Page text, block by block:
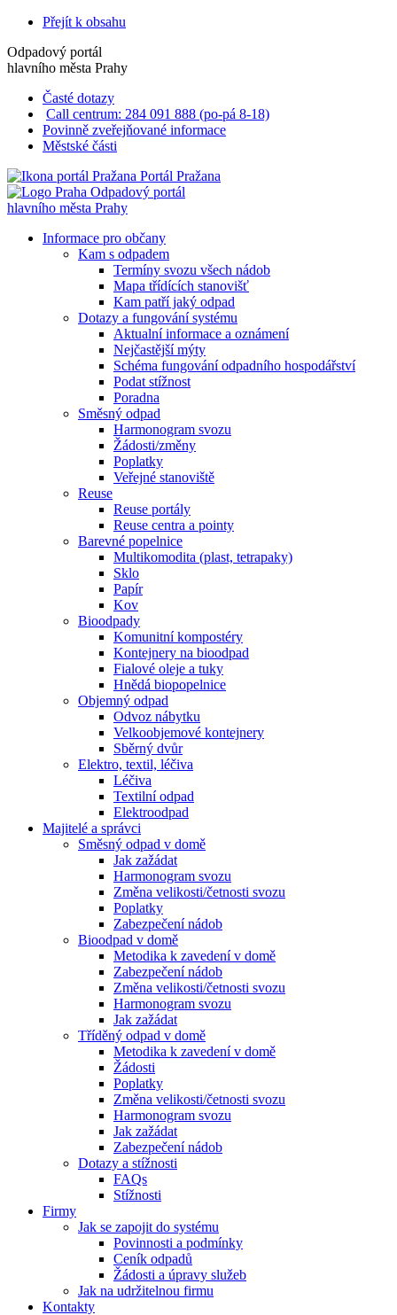
Přejít k obsahu
Odpadový portál
hlavního města Prahy
Časté dotazy
Call centrum: 284 091 888 (po-pá 8-18)
Povinně zveřejňované informace
Městské části
Portál Pražana
Odpadový portál
hlavního města Prahy
Informace pro občany
Kam s odpadem
Termíny svozu všech nádob
Mapa třídících stanovišť
Kam patří jaký odpad
Dotazy a fungování systému
Aktualní informace a oznámení
Nejčastější mýty
Schéma fungování odpadního hospodářství
Podat stížnost
Poradna
Směsný odpad
Harmonogram svozu
Žádosti/změny
Poplatky
Veřejné stanoviště
Reuse
Reuse portály
Reuse centra a pointy
Barevné popelnice
Multikomodita (plast, tetrapaky)
Sklo
Papír
Kov
Bioodpady
Komunitní kompostéry
Kontejnery na bioodpad
Fialové oleje a tuky
Hnědá biopopelnice
Objemný odpad
Odvoz nábytku
Velkoobjemové kontejnery
Sběrný dvůr
Elektro, textil, léčiva
Léčiva
Textilní odpad
Elektroodpad
Majitelé a správci
Směsný odpad v domě
Jak zažádat
Harmonogram svozu
Změna velikosti/četnosti svozu
Poplatky
Zabezpečení nádob
Bioodpad v domě
Metodika k zavedení v domě
Zabezpečení nádob
Změna velikosti/četnosti svozu
Harmonogram svozu
Jak zažádat
Tříděný odpad v domě
Metodika k zavedení v domě
Žádosti
Poplatky
Změna velikosti/četnosti svozu
Harmonogram svozu
Jak zažádat
Zabezpečení nádob
Dotazy a stížnosti
FAQs
Stížnosti
Firmy
Jak se zapojit do systému
Povinnosti a podmínky
Ceník odpadů
Žádosti a úpravy služeb
Jak na udržitelnou firmu
Kontakty